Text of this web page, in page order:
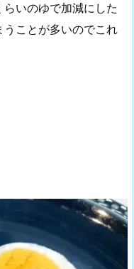
いのゆで加減にした
ことが多いのでこれ